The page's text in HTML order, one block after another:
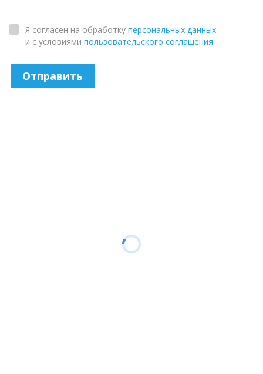
Я согласен на обработку персональных данных
и с условиями пользовательского соглашения
Отправить